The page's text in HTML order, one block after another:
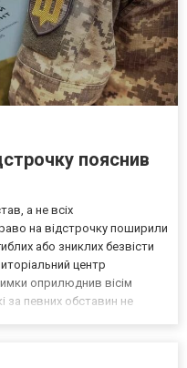
пояснив
а не всіх
на відстрочку поширили
або зниклих безвісти
центр
оприлюднив вісім
за певних обставин не